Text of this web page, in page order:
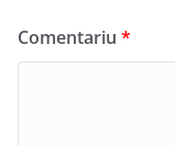
Comentariu *